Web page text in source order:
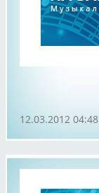
12.03.2012 04:48